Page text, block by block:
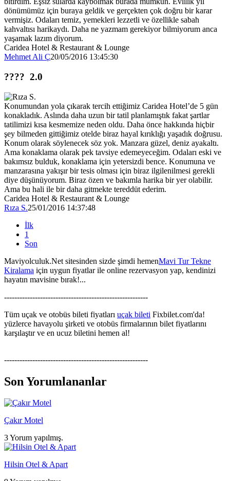
dönümümüz için buraya geldik ve gerçekten çok doğru bir karar
vermişiz. Odaları temiz, yemekleri lezzetli ve özellikle sabah
kahvaltısı harikaydı. Daha ne yazmam gerekiyor bilmiyorum anca
yaşamak lazım diyorum.
Caridea Hotel & Restaurant & Lounge
Mehmet Ali Ç20/05/2016 13:45:30
???? 2.0
Konumundan yola çıkarak tercih ettiğimiz Caridea Hotel’de 5 gün
konakladık. Aslında daha uzun bir tatil planlamıştık fakat şartlar
tatilimizi kısa kesmemize neden oldu. Daha önce hakkında hiçbir
şey bilmeden gittiğimiz otelde biraz hayal kırıklığı yaşadık doğrusu.
Konum olarak söylenecek söz yok. Manzara güzel, deniz ayakaltı.
Ama konaklama olarak pek tavsiye edemeyeceğim. Odaları eski ve
bakımsız bulduk, konaklama için yetersizdi bence. Konumuna ve
manzarasına yakışır bir tesis olması için biraz ilgilenilmesi gerekli
diye düşünüyorum. Biraz özen ve bakımla harika bir yer olabilir.
Ama bu hali ile bir daha gitmekte tereddüt ederim.
Caridea Hotel & Restaurant & Lounge
Rıza S.25/01/2016 14:37:48
İlk
1
Son
Maviyolculuk.Net sitesinden sizde şimdi hemenMavi Tur Tekne
Kiralama için uygun fiyatlar ile online rezervasyon yap, kendinizi
hayatın mavisine bırak!...
--------------------------------------------------------
Tüm uçak ve otobüs bileti fiyatları uçak bileti Fixbilet.com'da!
yüzlerce havayolu şirketi ve otobüs firmalarının bilet fiyatlarını
karşılaştır ve en ucuz biletini hemen al!
--------------------------------------------------------
Son Yorumlananlar
Çakır Motel
3 Yorum yapılmış.
Hilsin Otel & Apart